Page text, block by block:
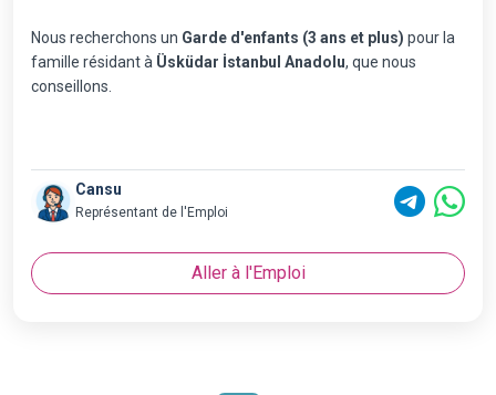
Nous recherchons un Garde d'enfants (3 ans et plus) pour la
famille résidant à Üsküdar İstanbul Anadolu, que nous
conseillons.
Cansu
Représentant de l'Emploi
Aller à l'Emploi